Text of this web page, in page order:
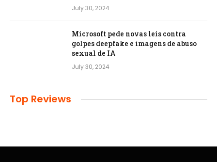
July 30, 2024
Microsoft pede novas leis contra
golpes deepfake e imagens de abuso
sexual de IA
July 30, 2024
Top Reviews